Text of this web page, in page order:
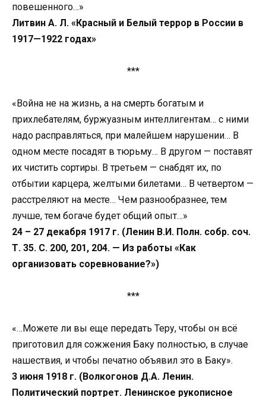
повешенного…»
Литвин А. Л. «Красный и Белый террор в России в
1917—1922 годах»
***
«Война не на жизнь, а на смерть богатым и
прихлебателям, буржуазным интеллигентам… с ними
надо расправляться, при малейшем нарушении… В
одном месте посадят в тюрьму… В другом — поставят
их чистить сортиры. В третьем — снабдят их, по
отбытии карцера, желтыми билетами… В четвертом —
расстреляют на месте… Чем разнообразнее, тем
лучше, тем богаче будет общий опыт…»
24 – 27 декабря 1917 г. (Ленин В.И. Полн. собр. соч.
Т. 35. С. 200, 201, 204. — Из работы «Как
организовать соревнование?»)
***
«…Можете ли вы еще передать Теру, чтобы он всё
приготовил для сожжения Баку полностью, в случае
нашествия, и чтобы печатно объявил это в Баку».
3 июня 1918 г. (Волкогонов Д.А. Ленин.
Политический портрет. Ленинское рукописное